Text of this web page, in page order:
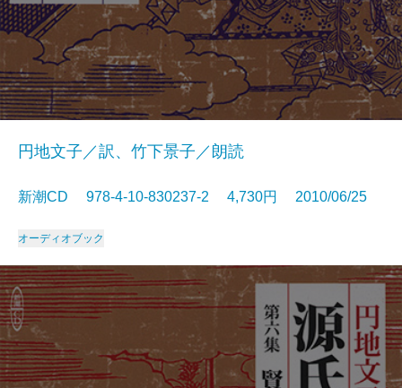
円地文子／訳、竹下景子／朗読
新潮CD 978-4-10-830237-2 4,730円 2010/06/25
オーディオブック